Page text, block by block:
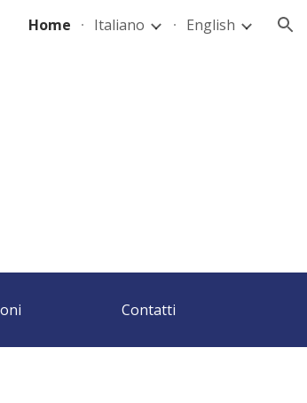
Home Italiano English
Contatti